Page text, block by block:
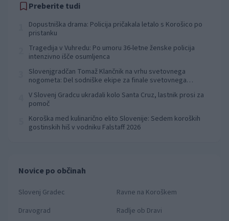
Preberite tudi
Dopustniška drama: Policija pričakala letalo s Korošico po
pristanku
Tragedija v Vuhredu: Po umoru 36-letne ženske policija
intenzivno išče osumljenca
Slovenjgradčan Tomaž Klančnik na vrhu svetovnega
nogometa: Del sodniške ekipe za finale svetovnega
V Slovenj Gradcu ukradali kolo Santa Cruz, lastnik prosi za
pomoč
Koroška med kulinarično elito Slovenije: Sedem koroških
gostinskih hiš v vodniku Falstaff 2026
Novice po občinah
Slovenj Gradec
Ravne na Koroškem
Dravograd
Radlje ob Dravi